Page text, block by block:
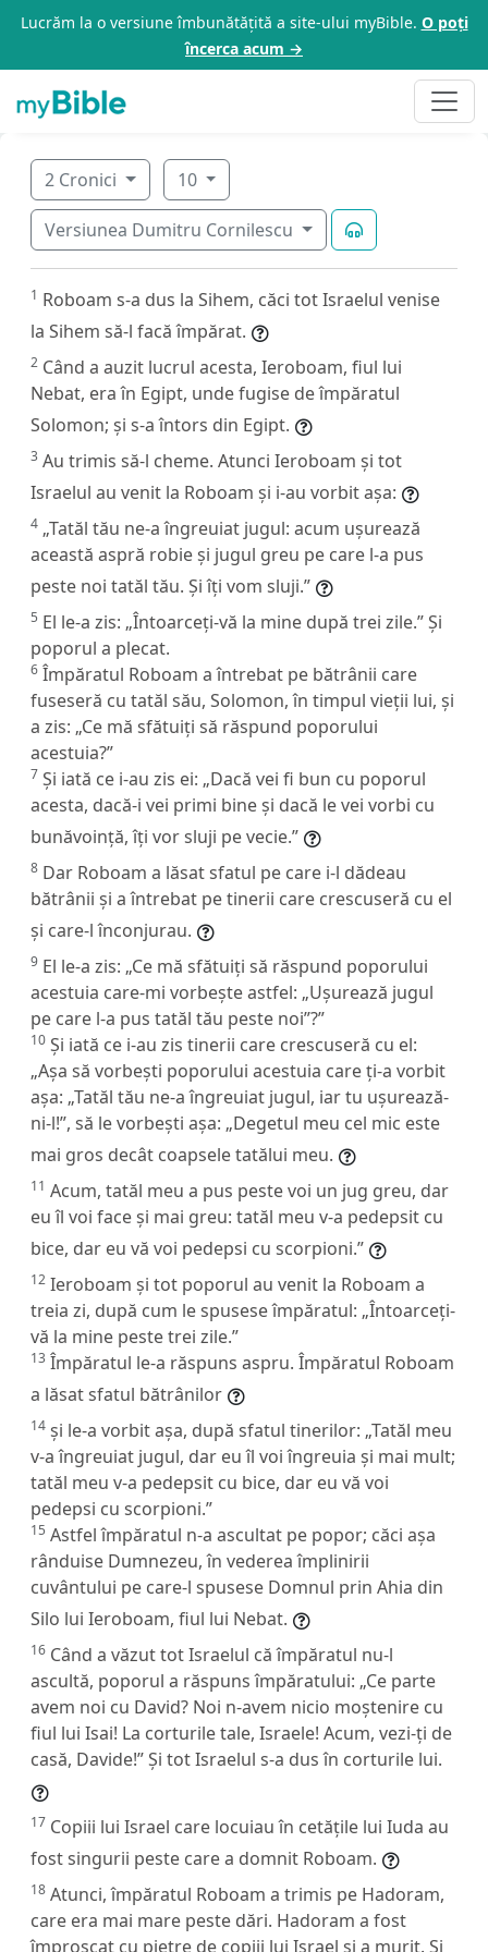
Lucrăm la o versiune îmbunătățită a site-ului myBible. O poți
încerca acum →
2 Cronici 10
Versiunea Dumitru Cornilescu
1 Roboam s-a dus la Sihem, căci tot Israelul venise
la Sihem să-l facă împărat.
2 Când a auzit lucrul acesta, Ieroboam, fiul lui
Nebat, era în Egipt, unde fugise de împăratul
Solomon; și s-a întors din Egipt.
3 Au trimis să-l cheme. Atunci Ieroboam și tot
Israelul au venit la Roboam și i-au vorbit așa:
4 „Tatăl tău ne-a îngreuiat jugul: acum ușurează
această aspră robie și jugul greu pe care l-a pus
peste noi tatăl tău. Și îți vom sluji.”
5 El le-a zis: „Întoarceți-vă la mine după trei zile.” Și
poporul a plecat.
6 Împăratul Roboam a întrebat pe bătrânii care
fuseseră cu tatăl său, Solomon, în timpul vieții lui, și
a zis: „Ce mă sfătuiți să răspund poporului
acestuia?”
7 Și iată ce i-au zis ei: „Dacă vei fi bun cu poporul
acesta, dacă-i vei primi bine și dacă le vei vorbi cu
bunăvoință, îți vor sluji pe vecie.”
8 Dar Roboam a lăsat sfatul pe care i-l dădeau
bătrânii și a întrebat pe tinerii care crescuseră cu el
și care-l înconjurau.
9 El le-a zis: „Ce mă sfătuiți să răspund poporului
acestuia care-mi vorbește astfel: „Ușurează jugul
pe care l-a pus tatăl tău peste noi”?”
10 Și iată ce i-au zis tinerii care crescuseră cu el:
„Așa să vorbești poporului acestuia care ți-a vorbit
așa: „Tatăl tău ne-a îngreuiat jugul, iar tu ușurează-
ni-l!”, să le vorbești așa: „Degetul meu cel mic este
mai gros decât coapsele tatălui meu.
11 Acum, tatăl meu a pus peste voi un jug greu, dar
eu îl voi face și mai greu: tatăl meu v-a pedepsit cu
bice, dar eu vă voi pedepsi cu scorpioni.”
12 Ieroboam și tot poporul au venit la Roboam a
treia zi, după cum le spusese împăratul: „Întoarceți-
vă la mine peste trei zile.”
13 Împăratul le-a răspuns aspru. Împăratul Roboam
a lăsat sfatul bătrânilor
14 și le-a vorbit așa, după sfatul tinerilor: „Tatăl meu
v-a îngreuiat jugul, dar eu îl voi îngreuia și mai mult;
tatăl meu v-a pedepsit cu bice, dar eu vă voi
pedepsi cu scorpioni.”
15 Astfel împăratul n-a ascultat pe popor; căci așa
rânduise Dumnezeu, în vederea împlinirii
cuvântului pe care-l spusese Domnul prin Ahia din
Silo lui Ieroboam, fiul lui Nebat.
16 Când a văzut tot Israelul că împăratul nu-l
ascultă, poporul a răspuns împăratului: „Ce parte
avem noi cu David? Noi n-avem nicio moștenire cu
fiul lui Isai! La corturile tale, Israele! Acum, vezi-ți de
casă, Davide!” Și tot Israelul s-a dus în corturile lui.
17 Copiii lui Israel care locuiau în cetățile lui Iuda au
fost singurii peste care a domnit Roboam.
18 Atunci, împăratul Roboam a trimis pe Hadoram,
care era mai mare peste dări. Hadoram a fost
împroșcat cu pietre de copiii lui Israel și a murit. Și